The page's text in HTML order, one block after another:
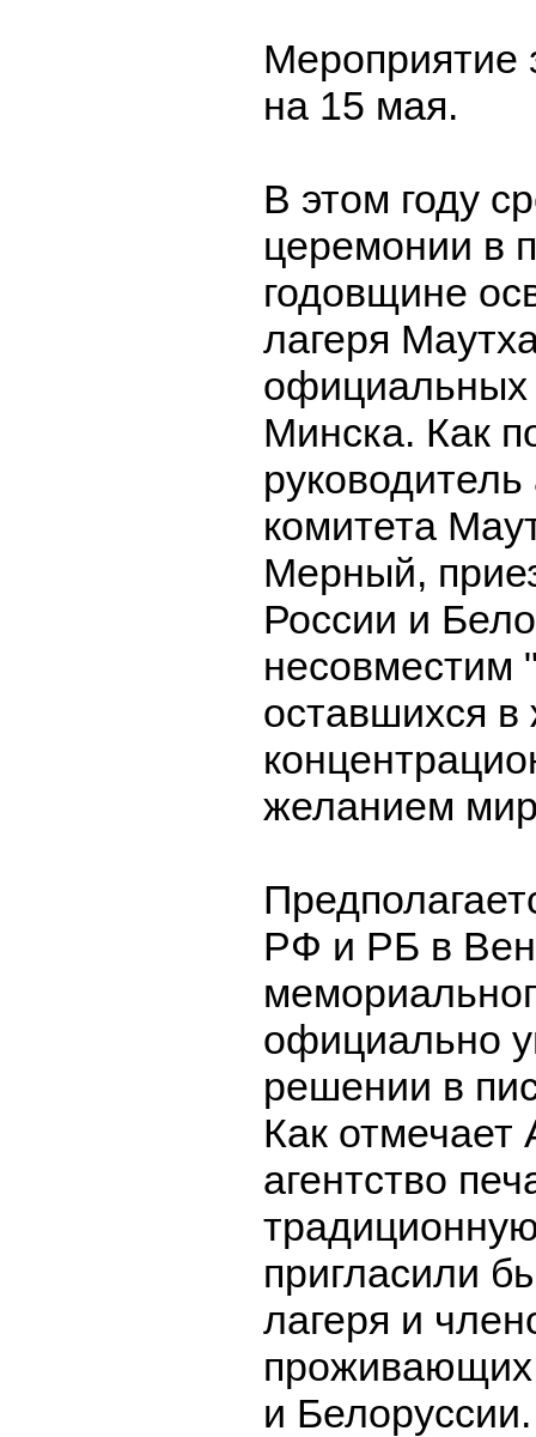
Мероприятие
на 15 мая.
В этом году
церемонии в
годовщине
лагеря
Минска. Как
руководитель
комитета
Мерный,
России и
несовместим
оставшихся в
желанием
РФ и РБ в
официально
решении в
Как отмечает
агентство
пригласили
лагеря и
проживающих
и Белоруссии.